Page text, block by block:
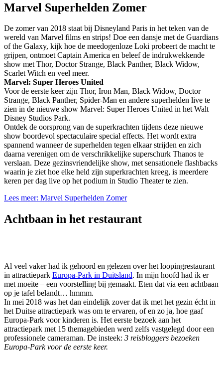
Marvel Superhelden Zomer
De zomer van 2018 staat bij Disneyland Paris in het teken van de
wereld van Marvel films en strips! Doe een dansje met de Guardians
of the Galaxy, kijk hoe de meedogenloze Loki probeert de macht te
grijpen, ontmoet Captain America en beleef de indrukwekkende
show met Thor, Doctor Strange, Black Panther, Black Widow,
Scarlet Witch en veel meer.
Marvel: Super Heroes United
Voor de eerste keer zijn Thor, Iron Man, Black Widow, Doctor
Strange, Black Panther, Spider-Man en andere superhelden live te
zien in de nieuwe show Marvel: Super Heroes United in het Walt
Disney Studios Park.
Ontdek de oorsprong van de superkrachten tijdens deze nieuwe
show boordevol spectaculaire special effects. Het wordt extra
spannend wanneer de superhelden tegen elkaar strijden en zich
daarna verenigen om de verschrikkelijke superschurk Thanos te
verslaan. Deze gezinsvriendelijke show, met sensationele flashbacks
waarin je ziet hoe elke held zijn superkrachten kreeg, is meerdere
keren per dag live op het podium in Studio Theater te zien.
Lees meer: Marvel Superhelden Zomer
Achtbaan in het restaurant
Al veel vaker had ik gehoord en gelezen over het loopingrestaurant
in attractiepark Europa-Park in Duitsland. In mijn hoofd had ik er –
met moeite – een voorstelling bij gemaakt. Eten dat via een achtbaan
op je tafel belandt… hmmm.
In mei 2018 was het dan eindelijk zover dat ik met het gezin écht in
het Duitse attractiepark was om te ervaren, of en zo ja, hoe gaaf
Europa-Park voor kinderen is. Het eerste bezoek aan het
attractiepark met 15 themagebieden werd zelfs vastgelegd door een
professionele cameraman. De insteek: 3 reisbloggers bezoeken
Europa-Park voor de eerste keer.